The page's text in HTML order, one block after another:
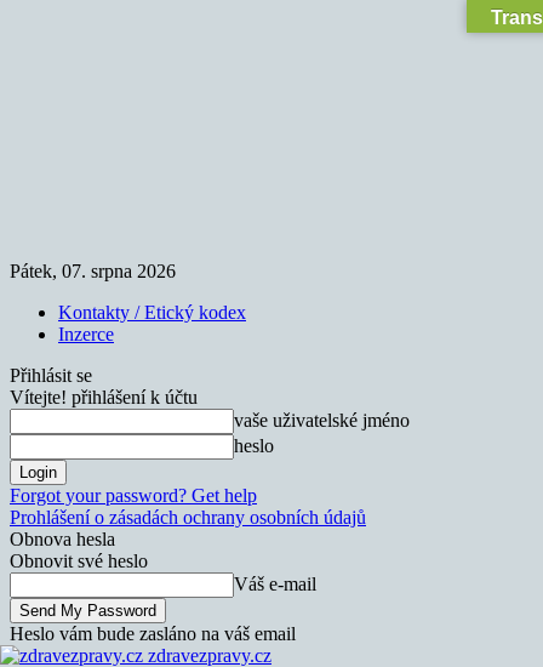
Pátek, 07. srpna 2026
Kontakty / Etický kodex
Inzerce
Přihlásit se
Vítejte! přihlášení k účtu
vaše uživatelské jméno
heslo
Forgot your password? Get help
Prohlášení o zásadách ochrany osobních údajů
Obnova hesla
Obnovit své heslo
Váš e-mail
Heslo vám bude zasláno na váš email
zdravezpravy.cz